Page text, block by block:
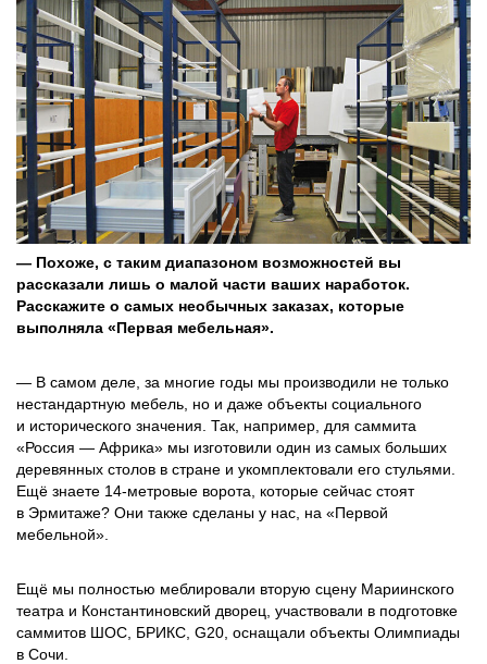
— Похоже, с таким диапазоном возможностей вы
рассказали лишь о малой части ваших наработок.
Расскажите о самых необычных заказах, которые
выполняла «Первая мебельная».
— В самом деле, за многие годы мы производили не только
нестандартную мебель, но и даже объекты социального
и исторического значения. Так, например, для саммита
«Россия — Африка» мы изготовили один из самых больших
деревянных столов в стране и укомплектовали его стульями.
Ещё знаете 14‑метровые ворота, которые сейчас стоят
в Эрмитаже? Они также сделаны у нас, на «Первой
мебельной».
Ещё мы полностью меблировали вторую сцену Мариинского
театра и Константиновский дворец, участвовали в подготовке
саммитов ШОС, БРИКС, G20, оснащали объекты Олимпиады
в Сочи.